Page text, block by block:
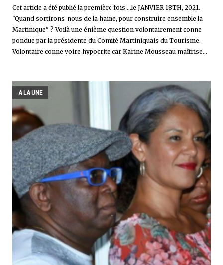
Cet article a été publié la première fois ...le JANVIER 18TH, 2021.
"Quand sortirons-nous de la haine, pour construire ensemble la
Martinique" ? Voilà une énième question volontairement conne
pondue par la présidente du Comité Martiniquais du Tourisme.
Volontaire conne voire hypocrite car Karine Mousseau maîtrise...
A LA UNE